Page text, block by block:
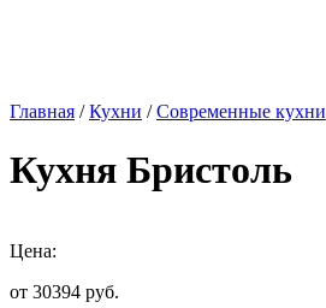
Главная /Кухни /Современные кухни
Кухня Бристоль
Цена:
от 30394 руб.